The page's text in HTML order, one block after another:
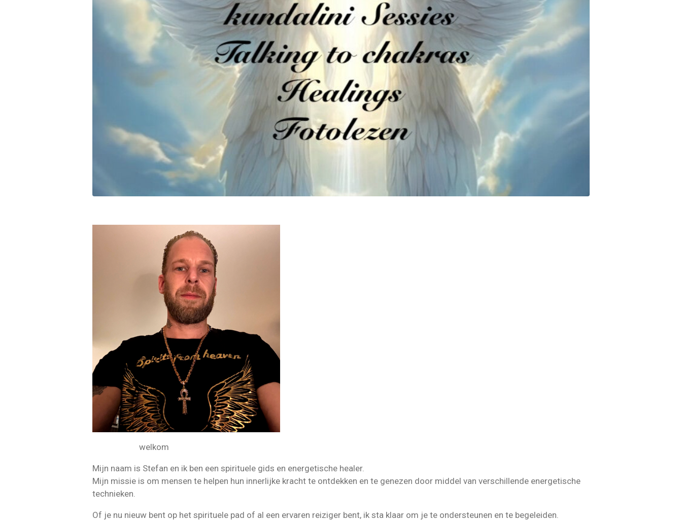
welkom
Mijn naam is Stefan en ik ben een spirituele gids en energetische healer.
Mijn missie is om mensen te helpen hun innerlijke kracht te ontdekken en te genezen door middel van verschillende energetische
technieken.
Of je nu nieuw bent op het spirituele pad of al een ervaren reiziger bent, ik sta klaar om je te ondersteunen en te begeleiden.